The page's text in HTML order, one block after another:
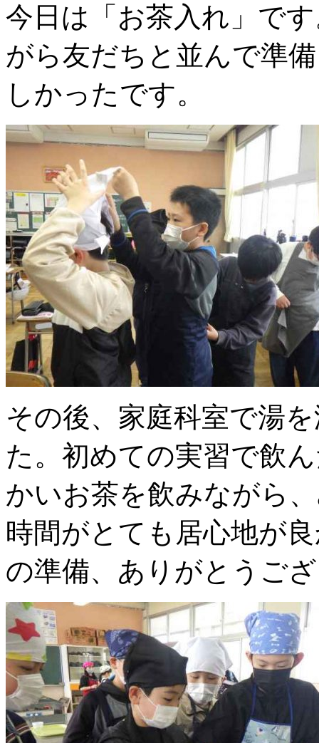
今日は「お茶入れ」で
がら友だちと並んで準
しかったです。
その後、家庭科室で湯
た。初めての実習で飲
かいお茶を飲みながら
時間がとても居心地が
の準備、ありがとうご